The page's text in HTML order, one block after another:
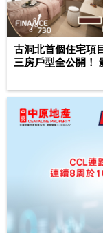
古洞北首個住宅項
三房戶型全公開！